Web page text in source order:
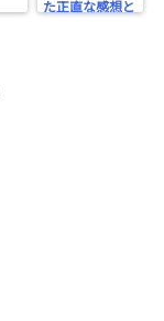
た正直な感想と